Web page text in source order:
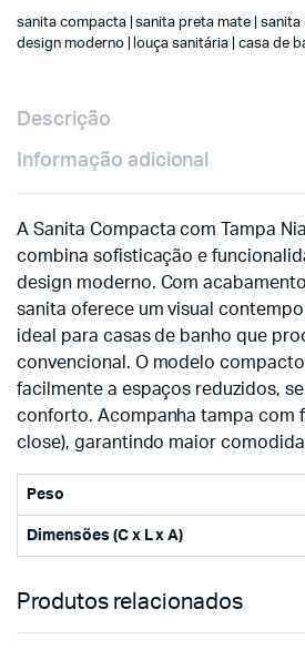
sanita compacta | sanita preta mate | sanita
design moderno | louça sanitária | casa de
Descrição
Informação adicional
A Sanita Compacta com Tampa
combina sofisticação e
design moderno. Com
sanita oferece um visual
ideal para casas de banho que
convencional. O modelo
facilmente a espaços reduzidos,
conforto. Acompanha tampa com
close), garantindo maior
Peso
Dimensões (C x L x A)
Produtos relacionados